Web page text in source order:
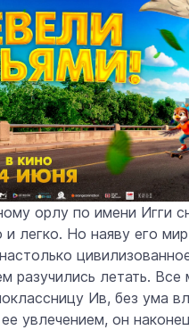
орлу по имени Игги
легко. Но наяву его
разучились летать. Все
Ив, без ума
увлечением, он